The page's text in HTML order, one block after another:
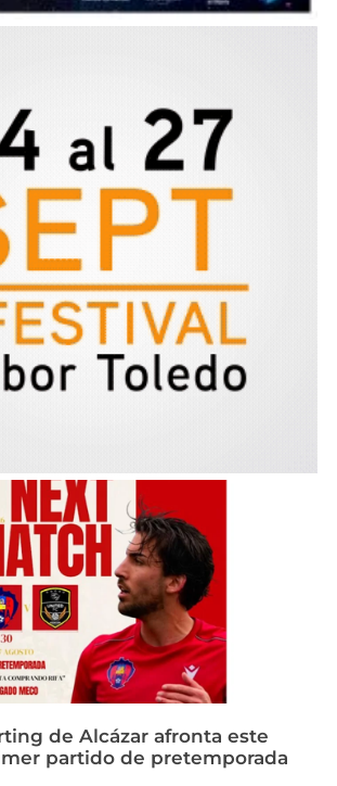
de Alcázar afronta este
partido de pretemporada